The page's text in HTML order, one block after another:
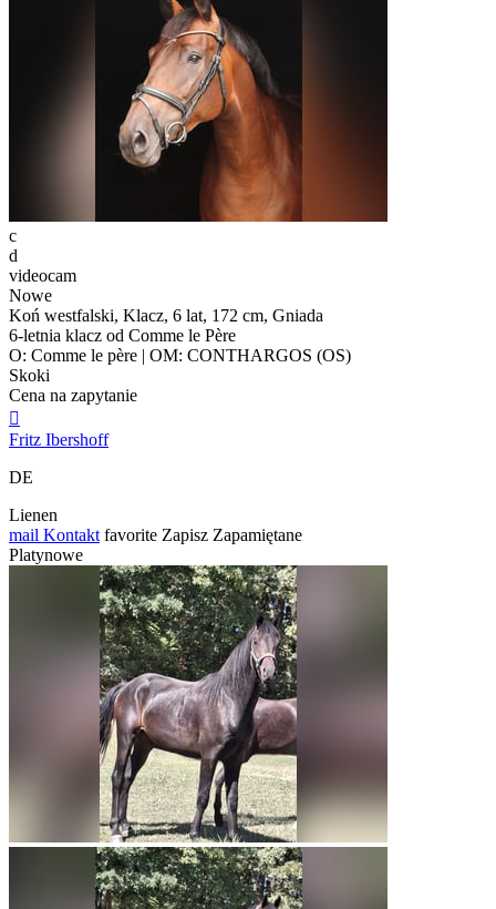
c
d
videocam
Nowe
Koń westfalski, Klacz, 6 lat, 172 cm, Gniada
6-letnia klacz od Comme le Père
O: Comme le père | OM: CONTHARGOS (OS)
Skoki
Cena na zapytanie

Fritz Ibershoff
DE
Lienen
mail Kontakt favorite Zapisz Zapamiętane
Platynowe